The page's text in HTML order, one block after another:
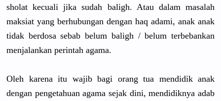
sholat kecuali jika sudah baligh. Atau dalam masalah
maksiat yang berhubungan dengan haq adami, anak anak
tidak berdosa sebab belum baligh / belum terbebankan
menjalankan perintah agama.
Oleh karena itu wajib bagi orang tua mendidik anak
dengan pengetahuan agama sejak dini, mendidiknya adab